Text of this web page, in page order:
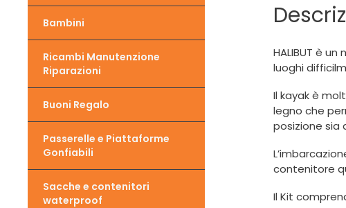
HALIBUT è
luoghi
Il kayak è
legno che
posizione
contenitore
Il Kit
Bambini
Ricambi Manutenzione
Riparazioni
Buoni Regalo
Passerelle e Piattaforme
Gonfiabili
Sacche e contenitori
waterproof